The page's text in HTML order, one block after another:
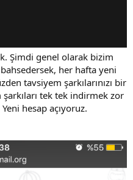
Şimdi genel olarak bizim
her hafta yeni
tavsiyem şarkılarınızı bir
tek tek indirmek zor
hesap açıyoruz.